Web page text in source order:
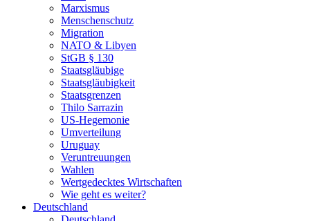
Marxismus
Menschenschutz
Migration
NATO & Libyen
StGB § 130
Staatsgläubige
Staatsgläubigkeit
Staatsgrenzen
Thilo Sarrazin
US-Hegemonie
Umverteilung
Uruguay
Veruntreuungen
Wahlen
Wertgedecktes Wirtschaften
Wie geht es weiter?
Deutschland